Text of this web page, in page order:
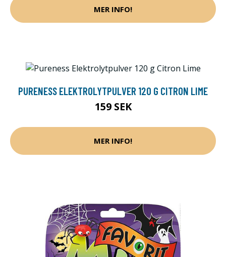
MER INFO!
PURENESS ELEKTROLYTPULVER 120 G CITRON LIME
159 SEK
MER INFO!